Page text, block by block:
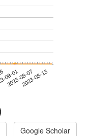
08-01
2023-08-072023-08-13
Google Scholar